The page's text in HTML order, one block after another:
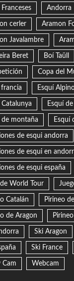
Andorra
cerler Aramon
Javalambre
Beret Boí Taüll
Copa del
Esquí
Catalunya Esquí
de montaña Esquí
de esqui andorra
de esqui en
de esqui españa
World Tour
Catalán Pirineo
de Aragon
Ski Aragon
Ski France
Cam Webcam